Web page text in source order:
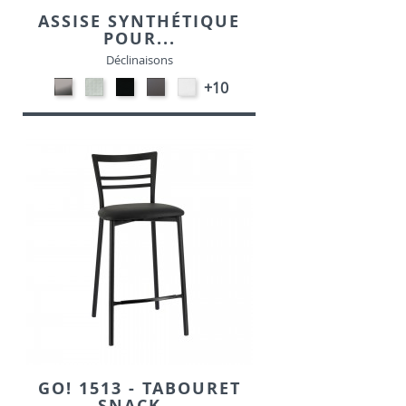
ASSISE SYNTHÉTIQUE
POUR...
Déclinaisons
CARBON
LOOK-
SIMILI
ALU-
SIMILI
NOIR-
SIMILI
GRIS-
SIMILI
EKOS
BLANC-
SIMILI
+10
GO! 1513 - TABOURET